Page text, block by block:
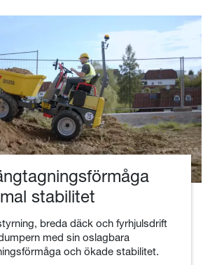
stabilitet
breda däck och fyrhjulsdrift
med sin oslagbara
och ökade stabilitet.